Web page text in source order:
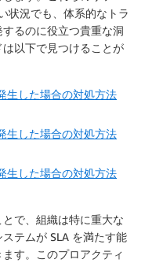
状況でも、体系的なトラ
るのに役立つ貴重な洞
以下で見つけることが
生した場合の対処方法
生した場合の対処方法
生した場合の対処方法
で、組織は特に重大な
テムが SLA を満たす能
す。このプロアクティ